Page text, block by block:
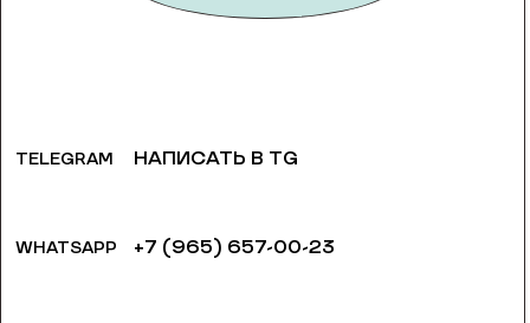
TELEGRAM
WHATSAPP
НАПИСАТЬ В TG
+7 (965) 657-00-23